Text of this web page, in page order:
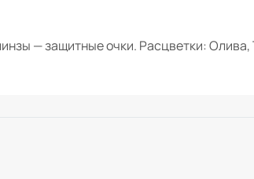
— защитные очки. Расцветки: